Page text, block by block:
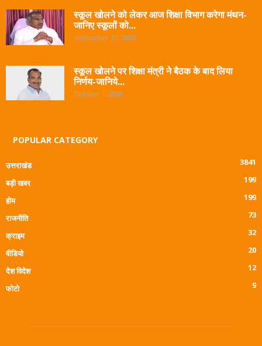
स्कूल खोलने को लेकर आज शिक्षा विभाग करेगा मंथन-
जानिए स्कूलों को...
September 21, 2020
स्कूल खोलने पर शिक्षा मंत्री ने बैठक के बाद लिया
निर्णय-जानिये...
October 1, 2020
POPULAR CATEGORY
उत्तराखंड
3841
बड़ी खबर
199
होम
199
राजनीति
73
क्राइम
32
वीडियो
20
देश विदेश
12
फोटो
9